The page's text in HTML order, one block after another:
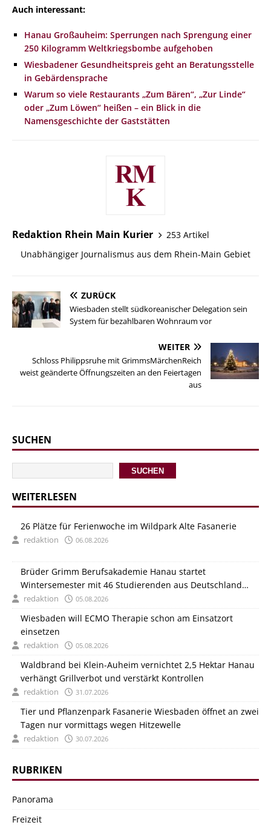
Auch interessant:
Hanau Großauheim: Sperrungen nach Sprengung einer
250 Kilogramm Weltkriegsbombe aufgehoben
Wiesbadener Gesundheitspreis geht an Beratungsstelle
in Gebärdensprache
Warum so viele Restaurants „Zum Bären“, „Zur Linde“
oder „Zum Löwen“ heißen – ein Blick in die
Namensgeschichte der Gaststätten
Redaktion Rhein Main Kurier
253 Artikel
Unabhängiger Journalismus aus dem Rhein-Main Gebiet
ZURÜCK
Wiesbaden stellt südkoreanischer Delegation sein
System für bezahlbaren Wohnraum vor
WEITER
Schloss Philippsruhe mit GrimmsMärchenReich
weist geänderte Öffnungszeiten an den Feiertagen
aus
SUCHEN
SUCHEN
WEITERLESEN
26 Plätze für Ferienwoche im Wildpark Alte Fasanerie
redaktion 06.08.2026
Brüder Grimm Berufsakademie Hanau startet
Wintersemester mit 46 Studierenden aus Deutschland
und Italien
redaktion 05.08.2026
Wiesbaden will ECMO Therapie schon am Einsatzort
einsetzen
redaktion 05.08.2026
Waldbrand bei Klein-Auheim vernichtet 2,5 Hektar Hanau
verhängt Grillverbot und verstärkt Kontrollen
redaktion 31.07.2026
Tier und Pflanzenpark Fasanerie Wiesbaden öffnet an zwei
Tagen nur vormittags wegen Hitzewelle
redaktion 30.07.2026
RUBRIKEN
Panorama
Freizeit